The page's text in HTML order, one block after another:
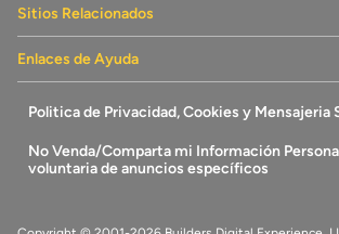
Sitios Relacionados
Enlaces de Ayuda
Politica de Privacidad, Cookies y Mensajeria
No Venda/Comparta mi Información
voluntaria de anuncios específicos